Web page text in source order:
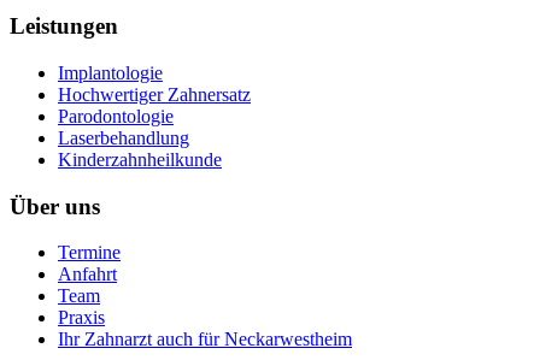
Leistungen
Implantologie
Hochwertiger Zahnersatz
Parodontologie
Laserbehandlung
Kinderzahnheilkunde
Über uns
Termine
Anfahrt
Team
Praxis
Ihr Zahnarzt auch für Neckarwestheim